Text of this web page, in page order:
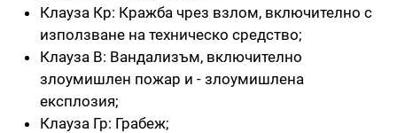
Клауза Кр: Кражба чрез взлом, включително с
използване на техническо средство;
Клауза В: Вандализъм, включително
злоумишлен пожар и - злоумишлена
експлозия;
Клауза Гр: Грабеж;